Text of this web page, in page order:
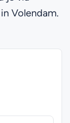
Volendam.